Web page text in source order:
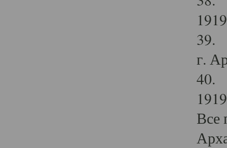
39.
г.
40.
Все